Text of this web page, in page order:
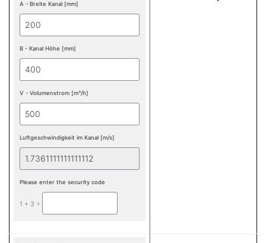
A - Breite Kanal [mm]
B - Kanal Höhe [mm]
V - Volumenstrom [m³/h]
Luftgeschwindigkeit im Kanal [m/s]
Please enter the security code
1 + 3 =